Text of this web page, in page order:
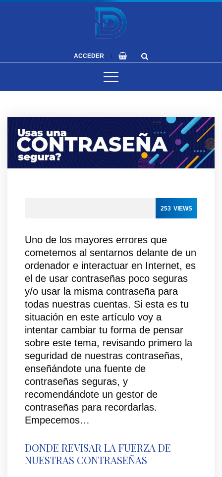
ACCEDER
253 VIEWS
Uno de los mayores errores que
cometemos al sentarnos delante de un
ordenador e interactuar en Internet, es
el de usar contraseñas poco seguras
y/o usar la misma contraseña para
todas nuestras cuentas. Si esta es tu
situación en este artículo voy a
intentar cambiar tu forma de pensar
sobre este tema, revisando primero la
seguridad de nuestras contraseñas,
enseñándote una fuente de
contraseñas seguras, y
recomendándote un gestor de
contraseñas para recordarlas.
Empecemos…
DONDE REVISAR LA FUERZA DE
NUESTRAS CONTRASEÑAS